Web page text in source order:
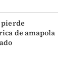
pierde
de amapola